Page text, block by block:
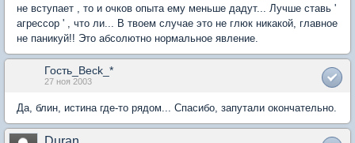
не вступает , то и очков опыта ему меньше дадут... Лучше ставь '
агрессор ' , что ли... В твоем случае это не глюк никакой, главное
не паникуй!! Это абсолютно нормальное явление.
Гость_Beck_*
27 ноя 2003
Да, блин, истина где-то рядом... Спасибо, запутали окончательно.